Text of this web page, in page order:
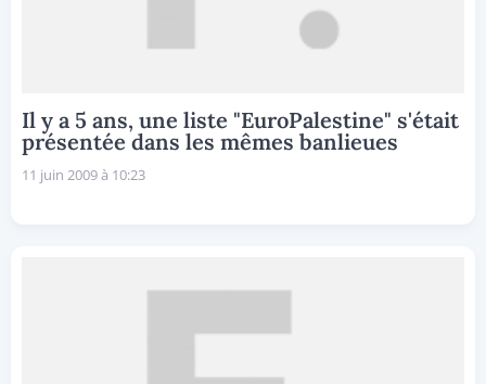
Il y a 5 ans, une liste "EuroPalestine" s'était
présentée dans les mêmes banlieues
11 juin 2009 à 10:23